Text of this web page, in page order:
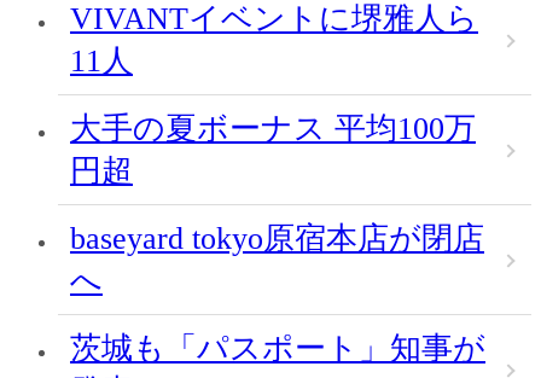
VIVANTイベントに堺雅人ら
11人
大手の夏ボーナス 平均100万
円超
baseyard tokyo原宿本店が閉店
へ
茨城も「パスポート」知事が